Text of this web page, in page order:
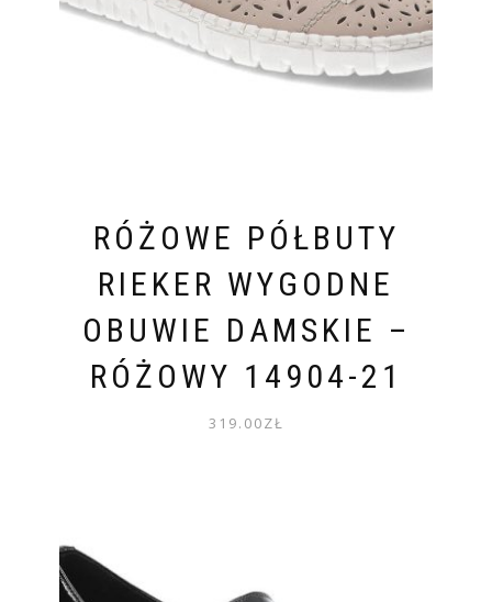
RÓŻOWE PÓŁBUTY
RIEKER WYGODNE
OBUWIE DAMSKIE –
RÓŻOWY 14904-21
319.00ZŁ